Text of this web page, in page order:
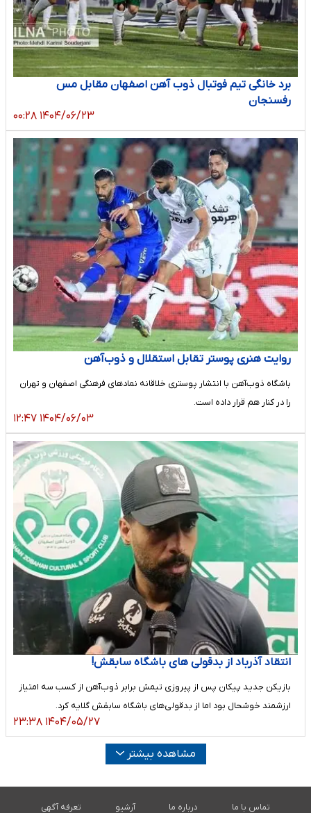
برد خانگی تیم فوتبال ذوب آهن اصفهان مقابل مس
رفسنجان
۱۴۰۴/۰۶/۲۳ ۰۰:۲۸
روایت هنری پوستر تقابل استقلال و ذوب‌آهن
باشگاه ذوب‌آهن با انتشار پوستری خلاقانه نمادهای فرهنگی اصفهان و تهران
را در کنار هم قرار داده است.
۱۴۰۴/۰۶/۰۳ ۱۲:۴۷
انتقاد آذرباد از بدقولی های باشگاه سابقش!
بازیکن جدید پیکان پس از پیروزی تیمش برابر ذوب‌آهن از کسب سه امتیاز
ارزشمند خوشحال بود اما از بدقولی‌های باشگاه سابقش گلایه کرد.
۱۴۰۴/۰۵/۲۷ ۲۳:۳۸
مشاهده بیشتر
تماس با ما درباره ما آرشیو
تعرفه آگهی